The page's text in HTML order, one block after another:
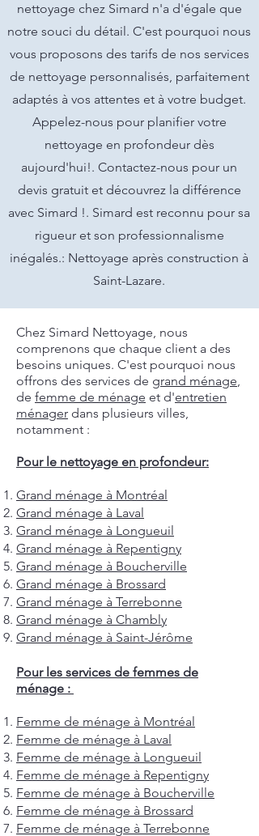
nettoyage chez Simard n'a d'égale que
notre souci du détail. C'est pourquoi nous
vous proposons des tarifs de nos services
de nettoyage personnalisés, parfaitement
adaptés à vos attentes et à votre budget.
Appelez-nous pour planifier votre
nettoyage en profondeur dès
aujourd'hui!. Contactez-nous pour un
devis gratuit et découvrez la différence
avec Simard !. Simard est reconnu pour sa
rigueur et son professionnalisme
inégalés.: Nettoyage après construction à
Saint-Lazare.
Chez Simard Nettoyage, nous
comprenons que chaque client a des
besoins uniques. C'est pourquoi nous
offrons des services de grand ménage,
de femme de ménage et d'entretien
ménager dans plusieurs villes,
notamment :
Pour le nettoyage en profondeur:
Grand ménage à Montréal
Grand ménage à Laval
Grand ménage à Longueuil
Grand ménage à Repentigny
Grand ménage à Boucherville
Grand ménage à Brossard
Grand ménage à Terrebonne
Grand ménage à Chambly
Grand ménage à Saint-Jérôme
Pour les services de femmes de
ménage :
Femme de ménage à Montréal
Femme de ménage à Laval
Femme de ménage à Longueuil
Femme de ménage à Repentigny
Femme de ménage à Boucherville
Femme de ménage à Brossard
Femme de ménage à Terrebonne